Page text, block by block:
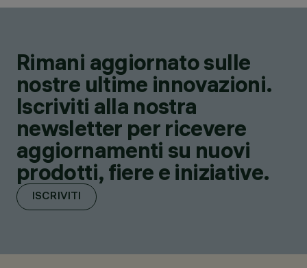
Rimani aggiornato sulle
nostre ultime innovazioni.
Iscriviti alla nostra
newsletter per ricevere
aggiornamenti su nuovi
prodotti, fiere e iniziative.
ISCRIVITI